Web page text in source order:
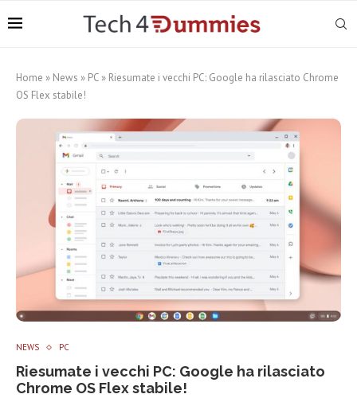
Home » News » PC » Riesumate i vecchi PC: Google ha rilasciato Chrome
OS Flex stabile!
NEWS PC
Riesumate i vecchi PC: Google ha rilasciato
Chrome OS Flex stabile!